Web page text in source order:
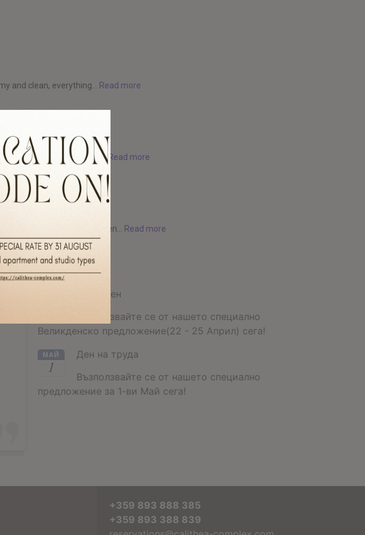
and clean, everything...
Read more
near, The beach... Read more
was clean, we even...
Read more
Великден
Възползвайте се от нашето специално
Великденско предложение(22 - 25 Април) сега!
МАЙ
1
Ден на труда
Възползвайте се от нашето специално
предложение за 1-ви Май сега!
+359 893 888 385
+359 893 388 839